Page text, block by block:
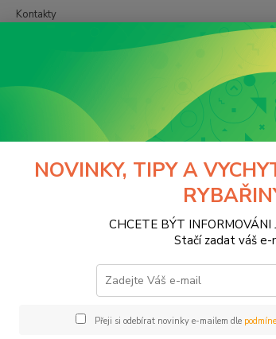
Kontakty
Pruty a navijáky Navijáky
Muškařské navijáky
Kč Od
NOVINKY, TIPY A
CHCETE BÝT INFORMOVÁNI
Stačí zadat váš e-
Přeji si odebírat novinky e-mailem dle